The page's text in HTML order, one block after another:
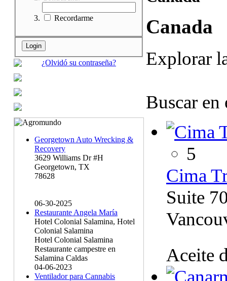
Recordarme
¿Olvidó su contraseña?
Georgetown Auto Wrecking &
Recovery
3629 Williams Dr #H
Georgetown, TX
78628
06-30-2025
Restaurante Angela María
Hotel Colonial Salamina, Hotel
Colonial Salamina
Hotel Colonial Salamina
Restaurante campestre en
Salamina Caldas
04-06-2023
Ventilador para Cannabis
Canada
Explorar
Buscar en
5
Cima
Suite
Aceite